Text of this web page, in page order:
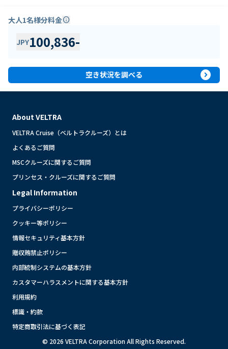
大人1名様分料金info
JPY100,836-
空き状況を調べる expand_circle_right
About VELTRA
VELTRA Cruise（ベルトラクルーズ）とは
よくあるご質問
MSCクルーズに関するご質問
プリンセス・クルーズに関するご質問
Legal Information
プライバシーポリシー
クッキー等ポリシー
情報セキュリティ基本方針
贈収賄禁止ポリシー
内部統制システムの基本方針
カスタマーハラスメントに関する基本方針
利用規約
標識・約款
特定商取引法に基づく表記
© 2026 VELTRA Corporation All Rights Reserved.